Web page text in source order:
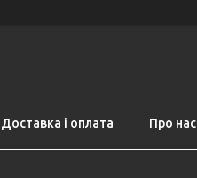
Доставка і оплата Про нас